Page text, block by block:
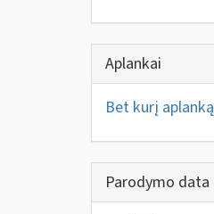
Aplankai
Bet kurį aplanką
Parodymo data